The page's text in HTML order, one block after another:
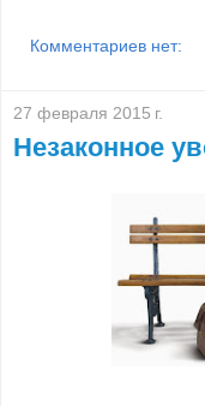
Комментариев нет:
27 февраля 2015 г.
Незаконное